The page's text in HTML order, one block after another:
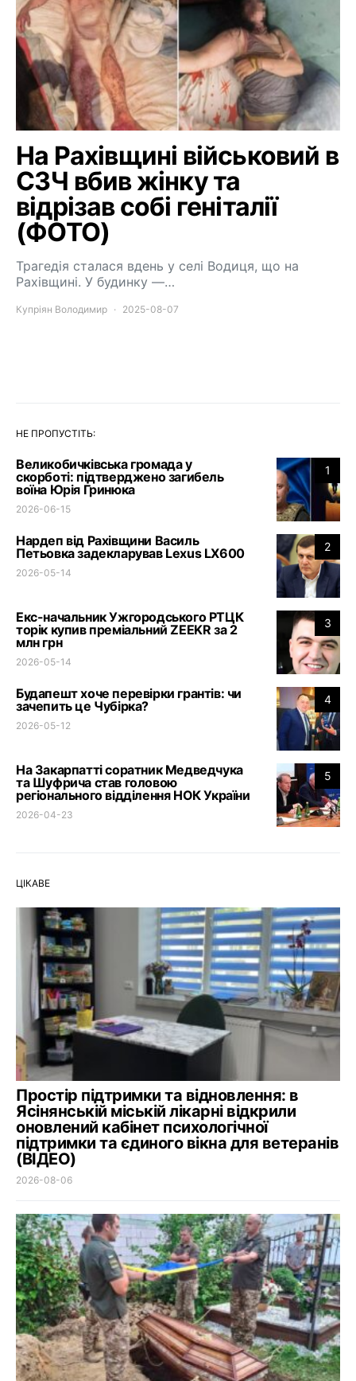
На Рахівщині військовий в
СЗЧ вбив жінку та
відрізав собі геніталії
(ФОТО)
Трагедія сталася вдень у селі Водиця, що на
Рахівщині. У будинку —…
Купріян Володимир 2025-08-07
НЕ ПРОПУСТІТЬ:
1
Великобичківська громада у
скорботі: підтверджено загибель
воїна Юрія Гринюка
2026-06-15
2
Нардеп від Рахівщини Василь
Петьовка задекларував Lexus LX600
2026-05-14
3
Екс-начальник Ужгородського РТЦК
торік купив преміальний ZEEKR за 2
млн грн
2026-05-14
4
Будапешт хоче перевірки грантів: чи
зачепить це Чубірка?
2026-05-12
5
На Закарпатті соратник Медведчука
та Шуфрича став головою
регіонального відділення НОК України
2026-04-23
ЦІКАВЕ
Простір підтримки та відновлення: в
Ясінянській міській лікарні відкрили
оновлений кабінет психологічної
підтримки та єдиного вікна для ветеранів
(ВІДЕО)
2026-08-06